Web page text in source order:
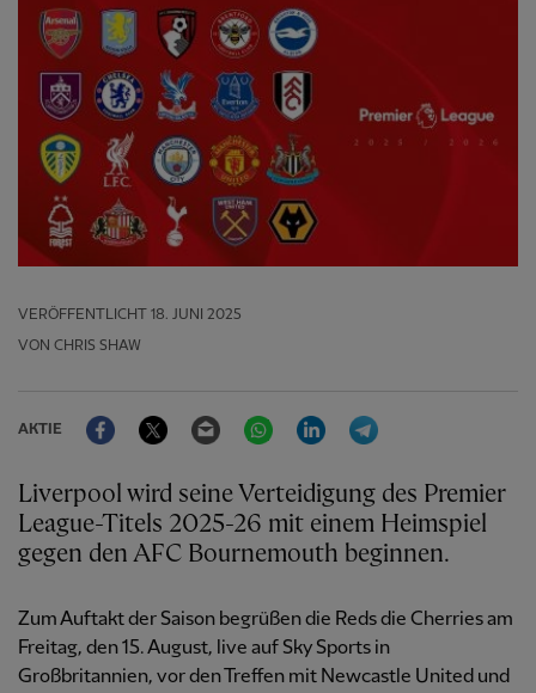
VERÖFFENTLICHT
18. JUNI 2025
VON CHRIS SHAW
AKTIE
FacebookTwitter Email WhatsAppLinkedIn
Liverpool wird seine Verteidigung des Premier
League-Titels 2025-26 mit einem Heimspiel
gegen den AFC Bournemouth beginnen.
Zum Auftakt der Saison begrüßen die Reds die Cherries am
Freitag, den 15. August, live auf Sky Sports in
Großbritannien, vor den Treffen mit Newcastle United und